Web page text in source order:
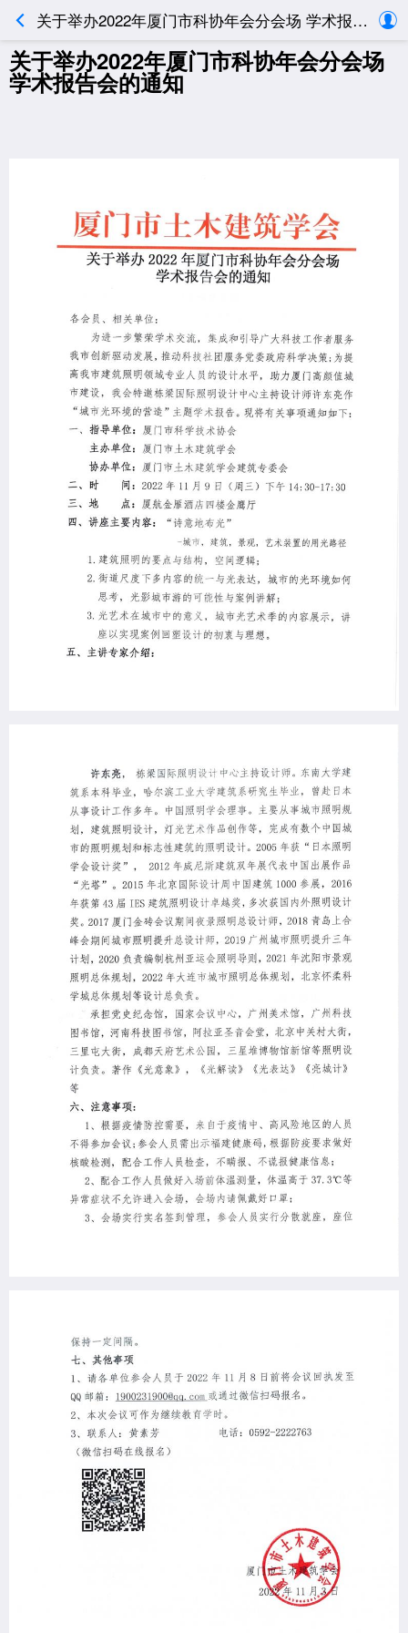
关于举办2022年厦门市科协年会分会场 学术报告会的通知
关于举办2022年厦门市科协年会分会场
学术报告会的通知